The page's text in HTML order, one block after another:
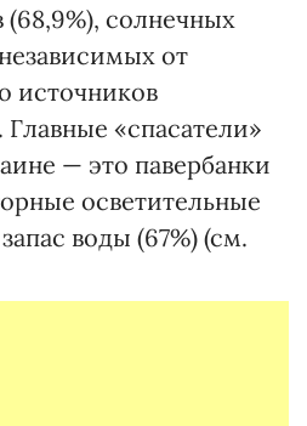
солнечных
от
источников
«спасатели»
— это павербанки
осветительные
воды (67%) (см.